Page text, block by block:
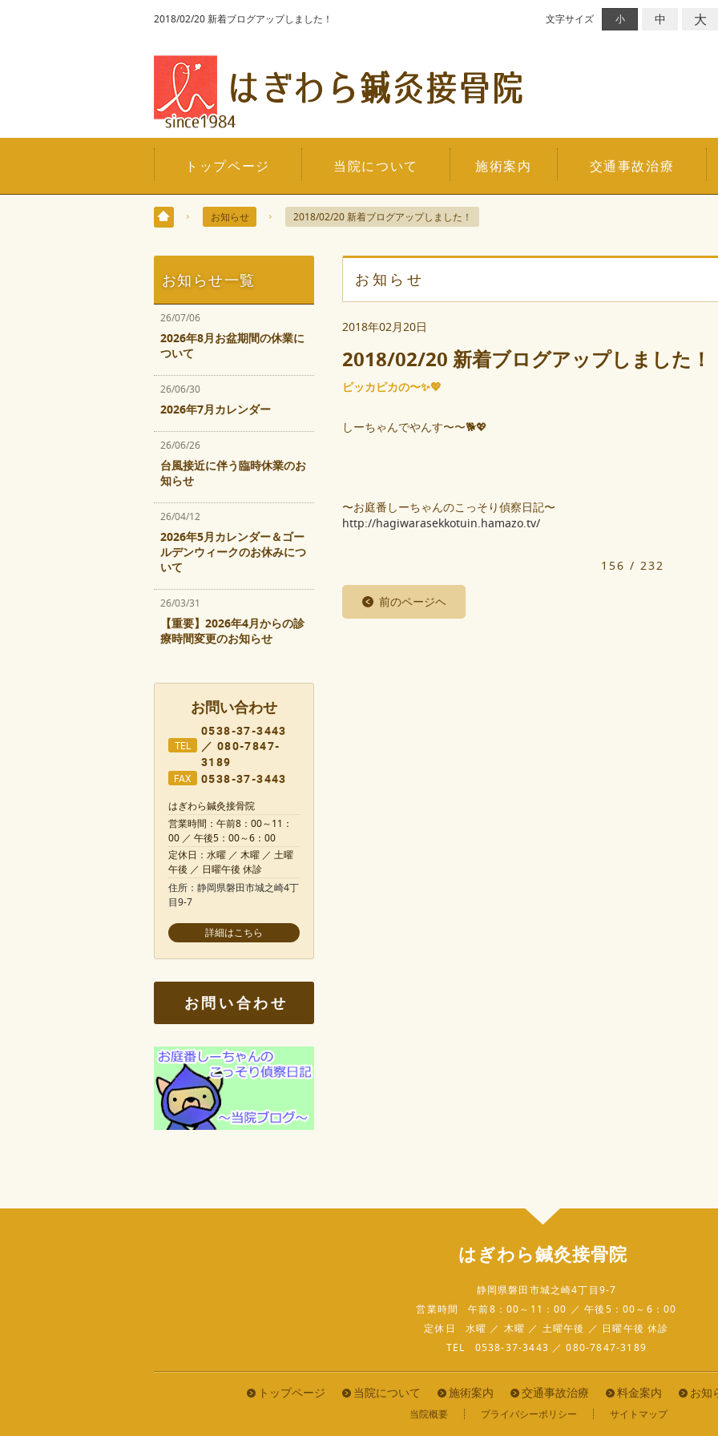
2018/02/20 新着ブログアップしました！ 文字サイズ 小 中 大
トップページ 当院について 施術案内 交通事故治療
お知らせ 2018/02/20 新着ブログアップしました！
お知らせ
2018年02月20日
2018/02/20 新着ブログアップしました！
ピッカピカの〜✨💖
しーちゃんでやんす〜〜🐕💖
〜お庭番しーちゃんのこっそり偵察日記〜
http://hagiwarasekkotuin.hamazo.tv/
156 / 232
前のページヘ
お知らせ一覧
26/07/06
2026年8月お盆期間の休業に
ついて
26/06/30
2026年7月カレンダー
26/06/26
台風接近に伴う臨時休業のお
知らせ
26/04/12
2026年5月カレンダー＆ゴー
ルデンウィークのお休みにつ
いて
26/03/31
【重要】2026年4月からの診
療時間変更のお知らせ
お問い合わせ
TEL
0538-37-3443
／ 080-7847-
3189
FAX 0538-37-3443
はぎわら鍼灸接骨院
営業時間：午前8：00～11：
00 ／ 午後5：00～6：00
定休日：水曜 ／ 木曜 ／ 土曜
午後 ／ 日曜午後 休診
住所：静岡県磐田市城之崎4丁
目9-7
お問い合わせ
はぎわら鍼灸接骨院
静岡県磐田市城之崎4丁目9-7
営業時間
午前8：00～11：00 ／ 午後5：00～6：00
定休日
水曜 ／ 木曜 ／ 土曜午後 ／ 日曜午後 休診
TEL
0538-37-3443 ／ 080-7847-3189
トップページ 当院について 施術案内 交通事故治療 料金案内 お知
当院概要 プライバシーポリシー サイトマップ